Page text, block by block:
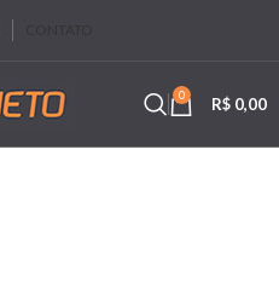
0 R$ 0,00